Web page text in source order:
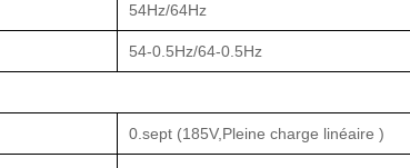
54Hz/64Hz
54-0.5Hz/64-0.5Hz
0. sept (185V, Pleine charge linéaire )